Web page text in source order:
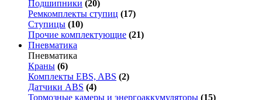
Подшипники (20)
Ремкомплекты ступиц (17)
Ступицы (10)
Прочие комплектующие (21)
Пневматика
Пневматика
Краны (6)
Комплекты EBS, ABS (2)
Датчики ABS (4)
Тормозные камеры и энергоаккумуляторы (15)